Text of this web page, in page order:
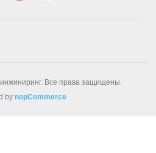
Все права защищены.
by nopCommerce